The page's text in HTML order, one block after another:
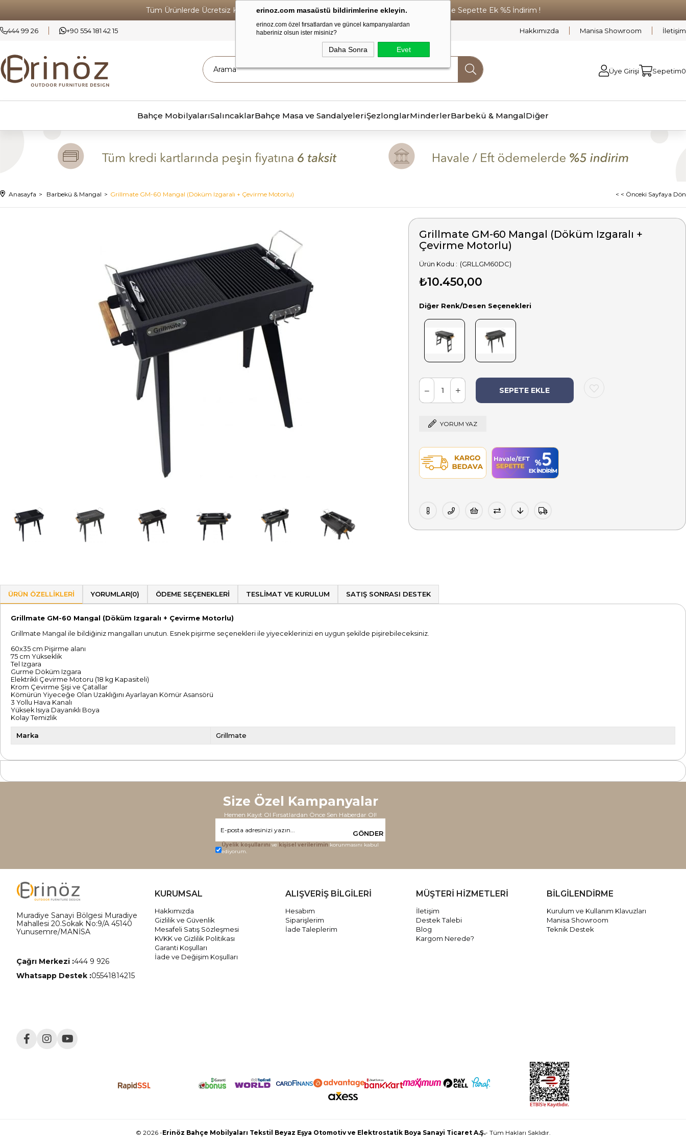
erinoz.com masaüstü bildirimlerine ekleyin.
erinoz.com özel fırsatlardan ve güncel kampanyalardan
haberiniz olsun ister misiniz?
Daha Sonra Evet
Tüm Ürünlerde Ücretsiz Kargo • Vade Farksız 6 Taksit ! • Havale Ödemelerde Sepette Ek %5 İndirim !
444 99 26 +90 554 181 42 15 Hakkımızda Manisa Showroom İletişim
Üye Girişi Sepetim0
Bahçe MobilyalarıSalıncaklarBahçe Masa ve SandalyeleriŞezlonglarMinderlerBarbekü & MangalDiğer
Anasayfa Barbekü & Mangal Grillmate GM-60 Mangal (Döküm Izgaralı + Çevirme Motorlu) < < Önceki Sayfaya Dön
Grillmate GM-60 Mangal (Döküm Izgaralı +
Çevirme Motorlu)
(GRLLGM60DC)
₺10.450,00
Diğer Renk/Desen Seçenekleri
YORUM YAZ
ÜRÜN ÖZELLIKLERI YORUMLAR(0) ÖDEME SEÇENEKLERI TESLIMAT VE KURULUM SATIŞ SONRASI DESTEK
Grillmate GM-60 Mangal (Döküm Izgaralı + Çevirme Motorlu)
Grillmate Mangal ile bildiğiniz mangalları unutun. Esnek pişirme seçenekleri ile yiyeceklerinizi en uygun şekilde pişirebileceksiniz.
60x35 cm Pişirme alanı
75 cm Yükseklik
Tel Izgara
Gurme Döküm Izgara
Elektrikli Çevirme Motoru (18 kg Kapasiteli)
Krom Çevirme Şişi ve Çatallar
Kömürün Yiyeceğe Olan Uzaklığını Ayarlayan Kömür Asansörü
3 Yollu Hava Kanalı
Yüksek Isıya Dayanıklı Boya
Kolay Temizlik
Marka Grillmate
Size Özel Kampanyalar
Hemen Kayıt Ol Fırsatlardan Önce Sen Haberdar Ol!
GÖNDER
Üyelik koşullarınıve kişisel verileriminkorunmasını kabul
ediyorum.
Muradiye Sanayi Bölgesi Muradiye
Mahallesi 20.Sokak No:9/A 45140
Yunusemre/MANİSA
Çağrı Merkezi :444 9 926
Whatsapp Destek :05541814215
KURUMSAL
Hakkımızda
Gizlilik ve Güvenlik
Mesafeli Satış Sözleşmesi
KVKK ve Gizlilik Politikası
Garanti Koşulları
İade ve Değişim Koşulları
ALIŞVERİŞ BİLGİLERİ
Hesabım
Siparişlerim
İade Taleplerim
MÜŞTERİ HİZMETLERİ
İletişim
Destek Talebi
Blog
Kargom Nerede?
BİLGİLENDİRME
Kurulum ve Kullanım Klavuzları
Manisa Showroom
Teknik Destek
© 2026 -Erinöz Bahçe Mobilyaları Tekstil Beyaz Eşya Otomotiv ve Elektrostatik Boya Sanayi Ticaret A.Ş.- Tüm Hakları Saklıdır.